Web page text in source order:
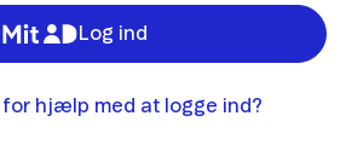
Log ind
for hjælp med at logge ind?